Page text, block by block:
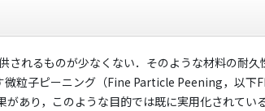
れるものが少なくない．そのような材料の耐
粒子ピーニング（Fine Particle Peening，以下
あり，このような目的では既に実用化されてい